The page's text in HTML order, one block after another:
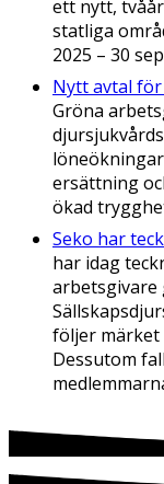
ett nytt,
statliga
2025 – 30
Nytt avtal
Gröna
ersättning
ökad
Seko har
har idag
arbetsgivare
följer märket
Dessutom